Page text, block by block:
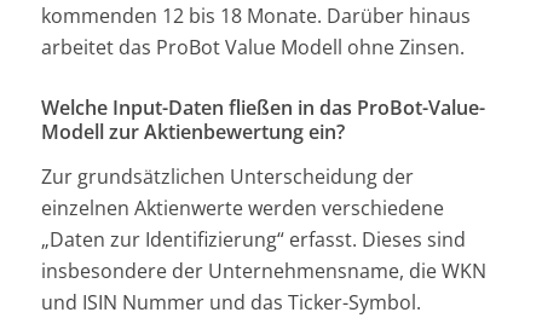
kommenden 12 bis 18 Monate. Darüber hinaus
arbeitet das ProBot Value Modell ohne Zinsen.
Welche Input-Daten fließen in das ProBot-Value-
Modell zur Aktienbewertung ein?
Zur grundsätzlichen Unterscheidung der
einzelnen Aktienwerte werden verschiedene
„Daten zur Identifizierung“ erfasst. Dieses sind
insbesondere der Unternehmensname, die WKN
und ISIN Nummer und das Ticker-Symbol.